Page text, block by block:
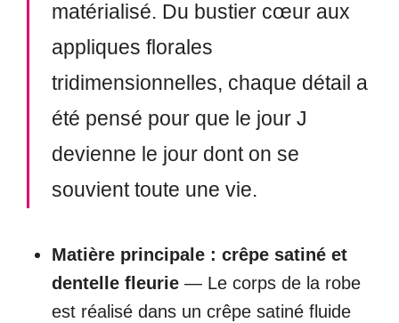
matérialisé. Du bustier cœur aux
appliques florales
tridimensionnelles, chaque détail a
été pensé pour que le jour J
devienne le jour dont on se
souvient toute une vie.
Matière principale : crêpe satiné et
dentelle fleurie — Le corps de la robe
est réalisé dans un crêpe satiné fluide